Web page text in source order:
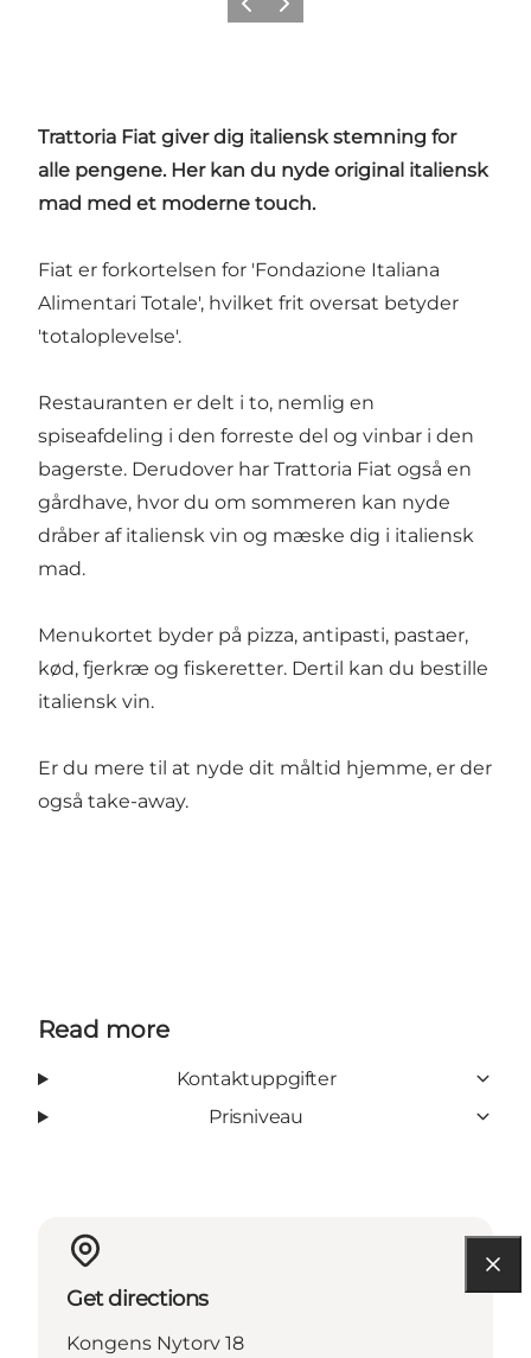
Previous
Next
Trattoria Fiat giver dig italiensk stemning for
alle pengene. Her kan du nyde original italiensk
mad med et moderne touch.
Fiat er forkortelsen for 'Fondazione Italiana
Alimentari Totale', hvilket frit oversat betyder
'totaloplevelse'.
Restauranten er delt i to, nemlig en
spiseafdeling i den forreste del og vinbar i den
bagerste. Derudover har Trattoria Fiat også en
gårdhave, hvor du om sommeren kan nyde
dråber af italiensk vin og mæske dig i italiensk
mad.
Menukortet byder på pizza, antipasti, pastaer,
kød, fjerkræ og fiskeretter. Dertil kan du bestille
italiensk vin.
Er du mere til at nyde dit måltid hjemme, er der
også take-away.
Read more
Kontaktuppgifter
Prisniveau
Get directions
Kongens Nytorv 18